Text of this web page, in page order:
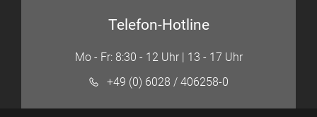
Telefon-Hotline
Mo - Fr: 8:30 - 12 Uhr | 13 - 17 Uhr
+49 (0) 6028 / 406258-0